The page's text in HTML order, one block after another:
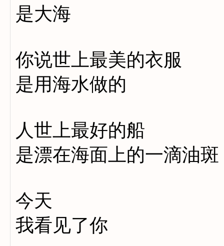
是大海
你说世上最美的衣服
是用海水做的
人世上最好的船
是漂在海面上的一滴油斑
今天
我看见了你